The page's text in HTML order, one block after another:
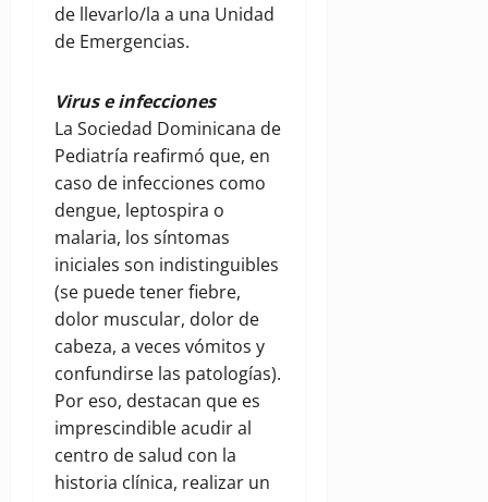
de llevarlo/la a una Unidad
de Emergencias.
Virus e infecciones
La Sociedad Dominicana de
Pediatría reafirmó que, en
caso de infecciones como
dengue, leptospira o
malaria, los síntomas
iniciales son indistinguibles
(se puede tener fiebre,
dolor muscular, dolor de
cabeza, a veces vómitos y
confundirse las patologías).
Por eso, destacan que es
imprescindible acudir al
centro de salud con la
historia clínica, realizar un